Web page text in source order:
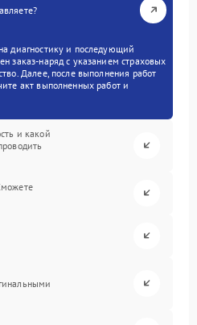
диагностику и последующий
заказ-наряд с указанием страховых
Далее, после выполнения работ
акт выполненных работ и
и какой